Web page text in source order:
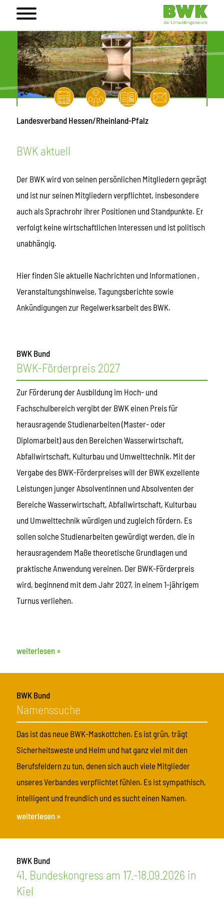
Landesverband Hessen/Rheinland-Pfalz
BWK aktuell
Der BWK wird von seinen persönlichen Mitgliedern geprägt
und ist nur seinen Mitgliedern verpflichtet, insbesondere
auch als Sprachrohr ihrer Positionen und Standpunkte. Er
verfolgt keine wirtschaftlichen Interessen und ist politisch
unabhängig.
Hier finden Sie aktuelle Nachrichten und Informationen ,
Veranstaltungshinweise, Tagungsberichte sowie
Ankündigungen zur Regelwerksarbeit des BWK.
BWK Bund
BWK-Förderpreis 2027
Zur Förderung der Ausbildung im Hoch- und
Fachschulbereich vergibt der BWK einen Preis für
herausragende Studienarbeiten (Master- oder
Diplomarbeit) aus den Bereichen Wasserwirtschaft,
Abfallwirtschaft, Kulturbau und Umwelttechnik. Mit der
Vergabe des BWK-Förderpreises will der BWK exzellente
Leistungen junger Absolventinnen und Absolventen der
Bereiche Wasserwirtschaft, Abfallwirtschaft, Kulturbau
und Umwelttechnik würdigen und zugleich fördern. Es
sollen solche Studienarbeiten gewürdigt werden, die in
herausragendem Maße theoretische Grundlagen und
praktische Anwendung vereinen. Der BWK-Förderpreis
wird, beginnend mit dem Jahr 2027, in einem 1-jährigem
Turnus verliehen.
weiterlesen »
BWK Bund
Namenssuche
Das ist das neue BWK-Maskottchen. Es ist grün, trägt
Sicherheitsweste und Helm und hat ganz viel mit den
Berufsfeldern zu tun, denen sich auch viele Mitglieder
unseres Verbandes verpflichtet fühlen. Es ist sympathisch,
intelligent und freundlich und es sucht einen Namen.
weiterlesen »
BWK Bund
41. Bundeskongress am 17.-18.09.2026 in
Kiel